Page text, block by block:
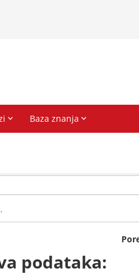
podataka: